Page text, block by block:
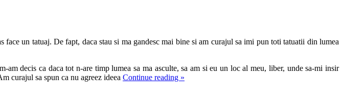
un tatuaj. De fapt, daca stau si ma gandesc mai bine si am curajul sa imi pun toti tatuatii din lumea
decis ca daca tot n-are timp lumea sa ma asculte, sa am si eu un loc al meu, liber, unde sa-mi insir
curajul sa spun ca nu agreez ideea Continue reading »